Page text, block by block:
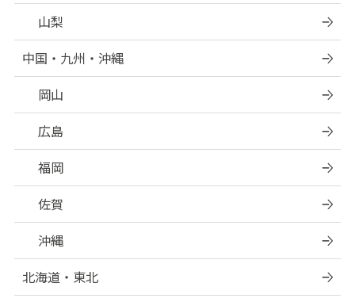
山梨
中国・九州・沖縄
岡山
広島
福岡
佐賀
沖縄
北海道・東北